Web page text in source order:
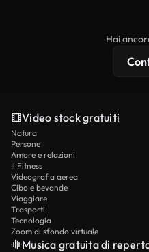
Hai
Video stock gratuiti
Natura
Persone
Amore e relazioni
Il Fitness
Videografia aerea
Cibo e bevande
Viaggiare
Trasporti
Tecnologia
Zoom di sfondo virtuale
Musica gratuita di